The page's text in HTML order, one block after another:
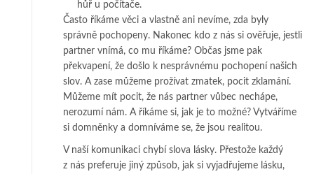
hůř u počítače.
Často říkáme věci a vlastně ani nevíme, zda byly
správně pochopeny. Nakonec kdo z nás si ověřuje, jestli
partner vnímá, co mu říkáme? Občas jsme pak
překvapení, že došlo k nesprávnému pochopení našich
slov. A zase můžeme prožívat zmatek, pocit zklamání.
Můžeme mít pocit, že nás partner vůbec nechápe,
nerozumí nám. A říkáme si, jak je to možné? Vytváříme
si domněnky a domníváme se, že jsou realitou.
V naší komunikaci chybí slova lásky. Přestože každý
z nás preferuje jiný způsob, jak si vyjadřujeme lásku,